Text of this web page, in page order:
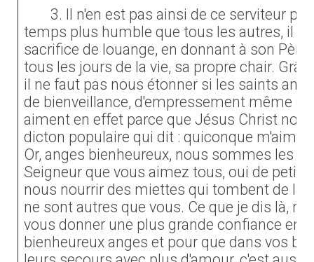
3. Il n'en est pas ainsi de ce serviteur
temps plus humble que tous les autres, il
sacrifice de louange, en donnant à son
tous les jours de la vie, sa propre chair.
il ne faut pas nous étonner si les saints
de bienveillance, d'empressement même à
aiment en effet parce que Jésus Christ
dicton populaire qui dit : quiconque
Or, anges bienheureux, nous sommes les
Seigneur que vous aimez tous, oui de
nous nourrir des miettes qui tombent de la
ne sont autres que vous. Ce que je dis là,
vous donner une plus grande confiance
bienheureux anges et pour que dans vos